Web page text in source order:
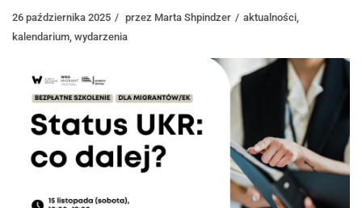
26 października 2025 przez Marta Shpindzer aktualności
kalendarium wydarzenia